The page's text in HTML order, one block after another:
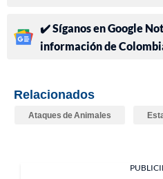
✔️ Síganos en Google
información de
Relacionados
Ataques de Animales